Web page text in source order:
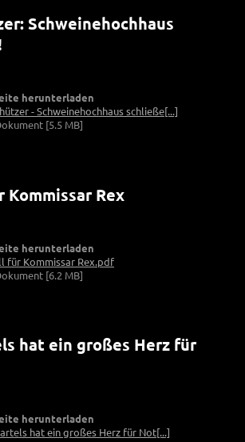
Schweinehochhaus
herunterladen
- Schweinehochhaus schließe[...]
[5.5 MB]
Kommissar Rex
herunterladen
für Kommissar Rex.pdf
[6.2 MB]
hat ein großes Herz für
herunterladen
hat ein großes Herz für Not[...]